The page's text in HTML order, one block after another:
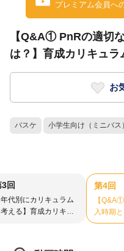
プレミアム会員へ
【Q&A① PnRの適切
は？】育成カリキュ
お
バスケ 小学生向け（ミニバス）
回
代別にカリキュラム
える】育成カリキュ
第4回
【
入時期
は？】